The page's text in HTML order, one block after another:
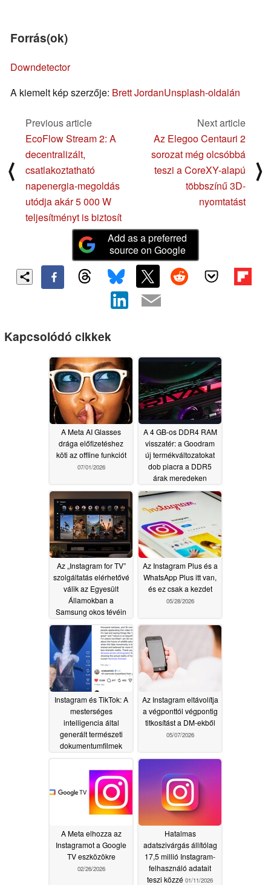
Forrás(ok)
Downdetector
A kiemelt kép szerzője: Brett JordanUnsplash-oldalán
⟨
Previous article
EcoFlow Stream 2: A
decentralizált,
csatlakoztatható
napenergia-megoldás
utódja akár 5 000 W
teljesítményt is biztosít
Next article
Az Elegoo Centauri 2
sorozat még olcsóbbá
teszi a CoreXY-alapú
többszínű 3D-
nyomtatást
⟩
Add as a preferred
source on Google
Kapcsolódó cikkek
A Meta AI Glasses
drága előfizetéshez
köti az offline funkciót
07/01/2026
A 4 GB-os DDR4 RAM
visszatér: a Goodram
új termékváltozatokat
dob piacra a DDR5
árak meredeken
emelkedő tendenciája
közepette06/28/2026
Az „Instagram for TV”
szolgáltatás elérhetővé
válik az Egyesült
Államokban a
Samsung okos tévéin
06/23/2026
Az Instagram Plus és a
WhatsApp Plus itt van,
és ez csak a kezdet
05/28/2026
Instagram és TikTok: A
mesterséges
intelligencia által
generált természeti
dokumentumfilmek
nyernek05/12/2026
Az Instagram eltávolítja
a végponttól végpontig
titkosítást a DM-ekből
05/07/2026
A Meta elhozza az
Instagramot a Google
TV eszközökre
02/26/2026
Hatalmas
adatszivárgás állítólag
17,5 millió Instagram-
felhasználó adatait
teszi közzé 01/11/2026